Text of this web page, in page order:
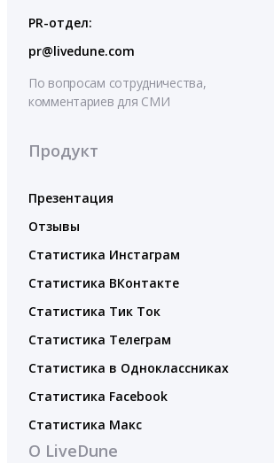
PR-отдел:
pr@livedune.com
По вопросам сотрудничества,
комментариев для СМИ
Продукт
Презентация
Отзывы
Статистика Инстаграм
Статистика ВКонтакте
Статистика Тик Ток
Статистика Телеграм
Статистика в Одноклассниках
Статистика Facebook
Статистика Макс
О LiveDune